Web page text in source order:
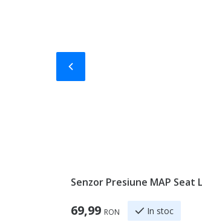
Senzor Presiune MAP Seat
69,99 RON In stoc
Slide-ul anterior